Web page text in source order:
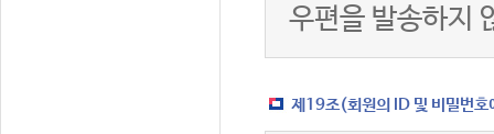
우편을 발송하지
제19조(회원의 ID 및 비밀번호